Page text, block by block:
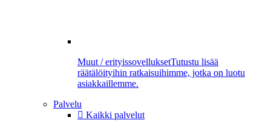
Muut / erityissovelluksetTutustu lisää
räätälöityihin ratkaisuihimme, jotka on luotu
asiakkaillemme.
Palvelu
Kaikki palvelut